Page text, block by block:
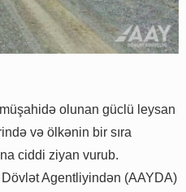
olunan güclü leysan
və ölkənin bir sıra
ciddi ziyan vurub.
Agentliyindən (AAYDA)